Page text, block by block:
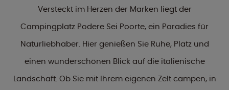
Versteckt im Herzen der Marken liegt der
Campingplatz Podere Sei Poorte, ein Paradies für
Naturliebhaber. Hier genießen Sie Ruhe, Platz und
einen wunderschönen Blick auf die italienische
Landschaft. Ob Sie mit Ihrem eigenen Zelt campen, in